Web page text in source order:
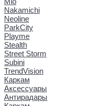
Nakamichi
Neoline
ParkCity
Playme
Stealth
Street Storm
Subini
TrendVision
Каркам
Аксессуары
Антирадары